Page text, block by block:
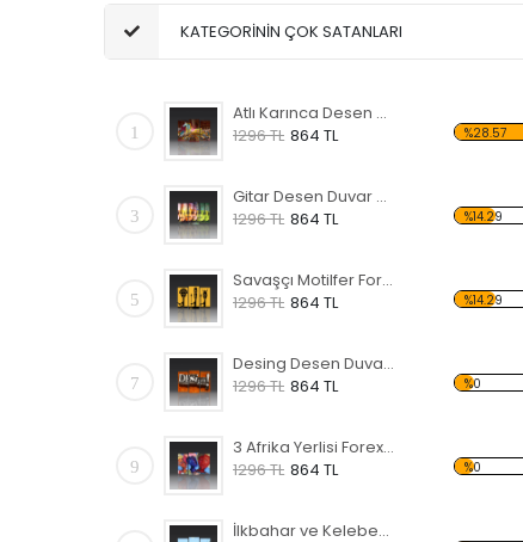
KATEGORİNİN ÇOK SATANLARI
1
Atlı Karınca Desen Duvar Panosu
1296 TL 864 TL %28.57
3
Gitar Desen Duvar Panosu
1296 TL 864 TL %14.29
5
Savaşçı Motilfer Forex Tablo
1296 TL 864 TL %14.29
7
Desing Desen Duvar Panosu
1296 TL 864 TL %0
9
3 Afrika Yerlisi Forex Tablo
1296 TL 864 TL %0
İlkbahar ve Kelebekler Forex Tablo